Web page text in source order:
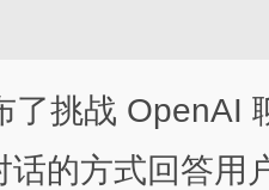
了挑战 OpenAI
话的方式回答用